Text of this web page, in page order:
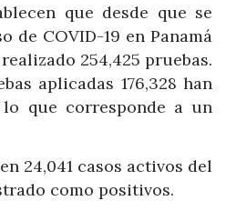
que desde que se
de COVID-19 en Panamá
254,425 pruebas.
aplicadas 176,328 han
que corresponde a un
24,041 casos activos del
como positivos.